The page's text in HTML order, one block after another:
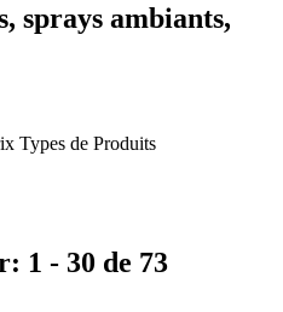
sprays ambiants,
Types de Produits
1 - 30 de 73